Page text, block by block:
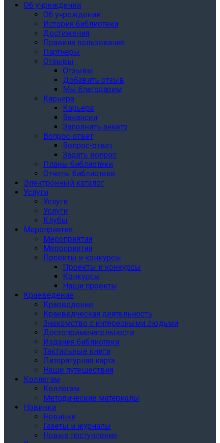
Об учреждении
Об учреждении
История библиотеки
Достижения
Правила пользования
Партнёры
Отзывы
Отзывы
Добавить отзыв
Мы благодарим
Карьера
Карьера
Вакансии
Заполнить анкету
Вопрос-ответ
Вопрос-ответ
Задать вопрос
Планы библиотеки
Отчеты библиотеки
Электронный каталог
Услуги
Услуги
Услуги
Клубы
Мероприятия
Мероприятия
Мероприятия
Проекты и конкурсы
Проекты и конкурсы
Конкурсы
Наши проекты
Краеведение
Краеведение
Краеведческая деятельность
Знакомство с интересными людьми
Достопримечательности
Издания библиотеки
Тактильные книги
Литературная карта
Наши путешествия
Коллегам
Коллегам
Методические материалы
Новинки
Новинки
Газеты и журналы
Новые поступления